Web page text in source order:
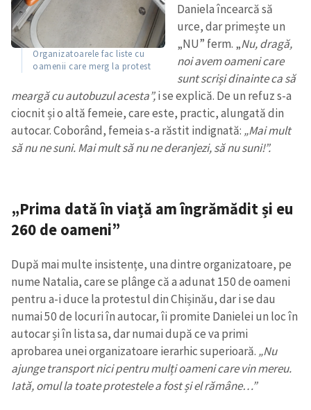
Organizatoarele fac liste cu
oamenii care merg la protest
Daniela încearcă să
urce, dar primește un
„NU” ferm. „Nu, dragă,
noi avem oameni care
sunt scriși dinainte ca să
meargă cu autobuzul acesta”,i se explică. De un refuz s-a
ciocnit și o altă femeie, care este, practic, alungată din
autocar. Coborând, femeia s-a răstit indignată: „Mai mult
să nu ne suni. Mai mult să nu ne deranjezi, să nu suni!”.
„Prima dată în viață am îngrămădit și eu
260 de oameni”
După mai multe insistențe, una dintre organizatoare, pe
nume Natalia, care se plânge că a adunat 150 de oameni
pentru a-i duce la protestul din Chișinău, dar i se dau
numai 50 de locuri în autocar, îi promite Danielei un loc în
autocar și în lista sa, dar numai după ce va primi
aprobarea unei organizatoare ierarhic superioară. „Nu
ajunge transport nici pentru mulți oameni care vin mereu.
Iată, omul la toate protestele a fost și el rămâne…”